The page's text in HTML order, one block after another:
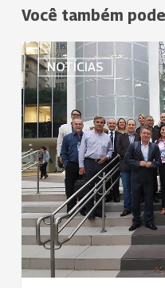
Você também
NOTÍCIAS
Dirigentes
da
Uniodonto
participam
da
última
etapa
do
Projeto
Conhecer
para
Cooperar